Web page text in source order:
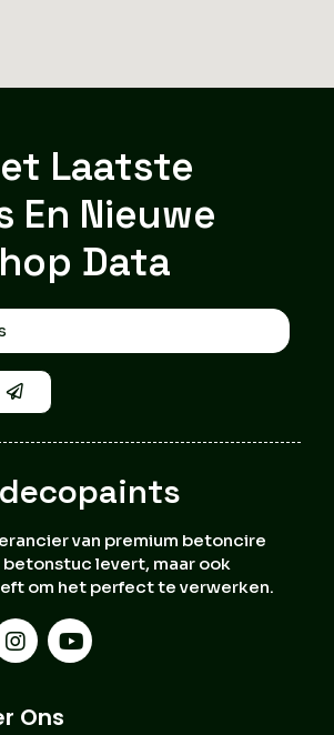
Laatste
En Nieuwe
Data
van premium betoncire
levert, maar ook
om het perfect te verwerken.
Ons